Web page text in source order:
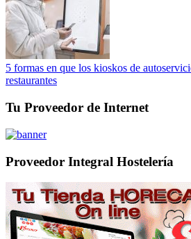
5 formas en que los kioskos de
restaurantes
Tu Proveedor de Internet
Proveedor Integral Hostelería